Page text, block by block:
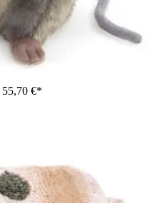
55,70 €*